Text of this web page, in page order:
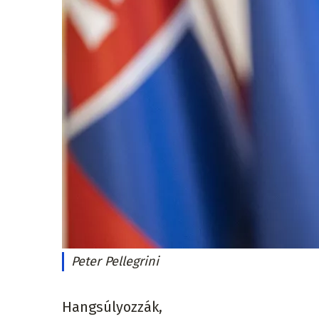
Peter Pellegrini
Hangsúlyozzák,